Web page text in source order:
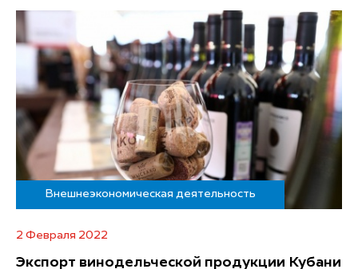
Внешнеэкономическая деятельность
2 Февраля 2022
Экспорт винодельческой продукции Кубани